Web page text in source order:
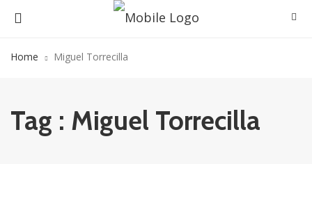
Home Miguel Torrecilla
Tag : Miguel Torrecilla